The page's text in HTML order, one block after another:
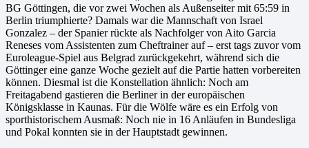
BG Göttingen, die vor zwei Wochen als Außenseiter mit 65:59 in
Berlin triumphierte? Damals war die Mannschaft von Israel
Gonzalez – der Spanier rückte als Nachfolger von Aito Garcia
Reneses vom Assistenten zum Cheftrainer auf – erst tags zuvor vom
Euroleague-Spiel aus Belgrad zurückgekehrt, während sich die
Göttinger eine ganze Woche gezielt auf die Partie hatten vorbereiten
können. Diesmal ist die Konstellation ähnlich: Noch am
Freitagabend gastieren die Berliner in der europäischen
Königsklasse in Kaunas. Für die Wölfe wäre es ein Erfolg von
sporthistorischem Ausmaß: Noch nie in 16 Anläufen in Bundesliga
und Pokal konnten sie in der Hauptstadt gewinnen.